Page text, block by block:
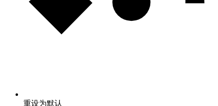
重设为默认